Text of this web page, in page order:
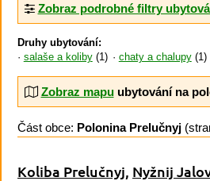
Zobraz podrobné filtry
Druhy ubytování:
salaše a koliby(1) chaty a chalupy(1)
Zobraz mapuubytování na
Část obce: Polonina Prelučnyj
Koliba Prelučnyj, Nyžnij